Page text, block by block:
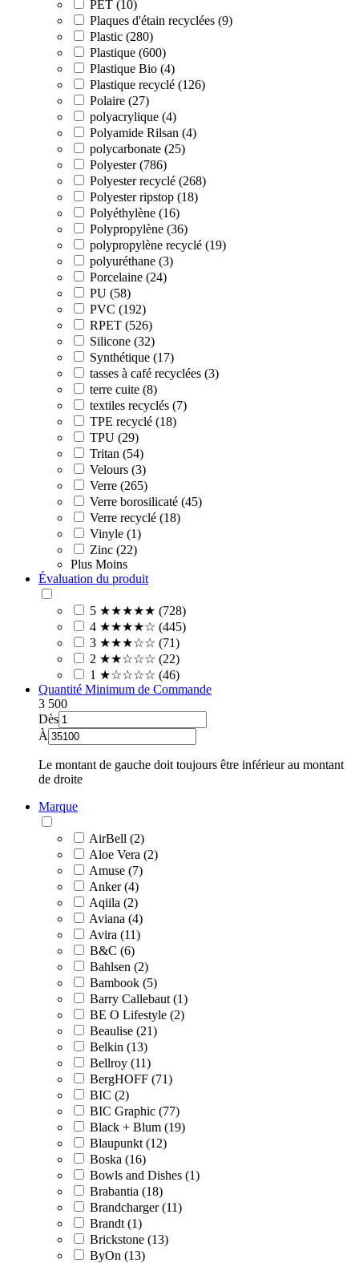
PET (10)
Plaques d'étain recyclées (9)
Plastic (280)
Plastique (600)
Plastique Bio (4)
Plastique recyclé (126)
Polaire (27)
polyacrylique (4)
Polyamide Rilsan (4)
polycarbonate (25)
Polyester (786)
Polyester recyclé (268)
Polyester ripstop (18)
Polyéthylène (16)
Polypropylène (36)
polypropylène recyclé (19)
polyuréthane (3)
Porcelaine (24)
PU (58)
PVC (192)
RPET (526)
Silicone (32)
Synthétique (17)
tasses à café recyclées (3)
terre cuite (8)
textiles recyclés (7)
TPE recyclé (18)
TPU (29)
Tritan (54)
Velours (3)
Verre (265)
Verre borosilicaté (45)
Verre recyclé (18)
Vinyle (1)
Zinc (22)
Plus Moins
Évaluation du produit
5 ★★★★★ (728)
4 ★★★★☆ (445)
3 ★★★☆☆ (71)
2 ★★☆☆☆ (22)
1 ★☆☆☆☆ (46)
Quantité Minimum de Commande
3 500
Dès
À
Le montant de gauche doit toujours être inférieur au montant
de droite
Marque
AirBell (2)
Aloe Vera (2)
Amuse (7)
Anker (4)
Aqiila (2)
Aviana (4)
Avira (11)
B&C (6)
Bahlsen (2)
Bambook (5)
Barry Callebaut (1)
BE O Lifestyle (2)
Beaulise (21)
Belkin (13)
Bellroy (11)
BergHOFF (71)
BIC (2)
BIC Graphic (77)
Black + Blum (19)
Blaupunkt (12)
Boska (16)
Bowls and Dishes (1)
Brabantia (18)
Brandcharger (11)
Brandt (1)
Brickstone (13)
ByOn (13)